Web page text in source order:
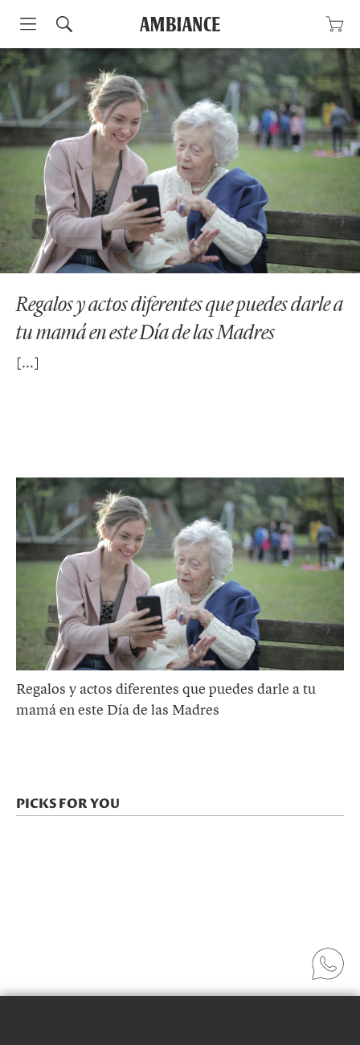
Skip
to
content
Regalos y actos diferentes que puedes darle a
tu mamá en este Día de las Madres
Regalos y actos diferentes que puedes darle a tu
mamá en este Día de las Madres
PICKS FOR YOU